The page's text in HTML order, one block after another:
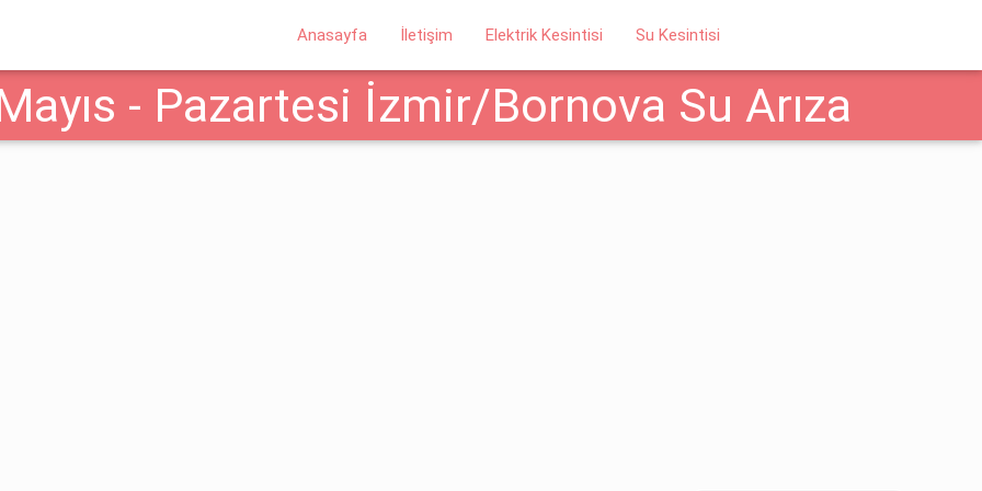
Anasayfa İletişim Elektrik Kesintisi Su Kesintisi
- Pazartesi İzmir/Bornova Su Arıza